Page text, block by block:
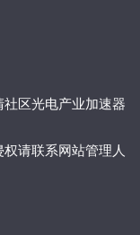
区光电产业加速器
请联系网站管理人